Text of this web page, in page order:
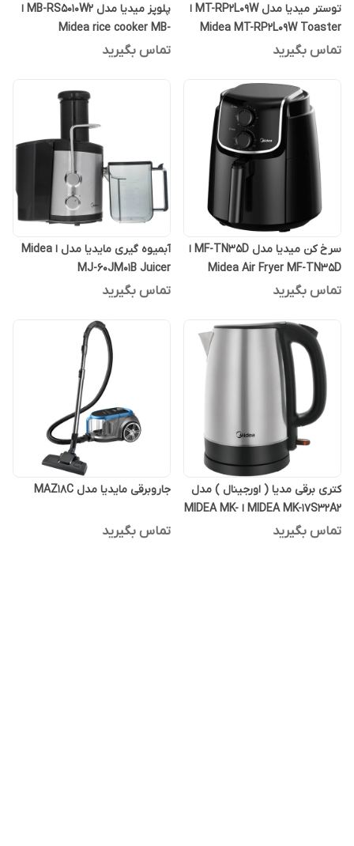
توستر میدیا مدل MT-RP2L09W ا
Midea MT-RP2L09W Toaster
تماس بگیرید
پلوپز میدیا مدل MB-RS5010W2 ا
Midea rice cooker MB-
RS5010W2
تماس بگیرید
سرخ کن میدیا مدل MF-TN35D ا
Midea Air Fryer MF-TN35D
تماس بگیرید
آبمیوه گیری مایدیا مدل ا Midea
MJ-60JM01B Juicer
تماس بگیرید
کتری برقی مدیا ( اورجینال ) مدل
MIDEA MK-17S32A2 ا MIDEA MK-
17S32A2
تماس بگیرید
جاروبرقی مایدیا مدل MAZ18C
تماس بگیرید